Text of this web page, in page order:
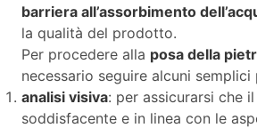
barriera all’assorbimento
la qualità del prodotto.
Per procedere alla posa della
necessario seguire alcuni semplici
analisi visiva: per assicurarsi che
soddisfacente e in linea con le